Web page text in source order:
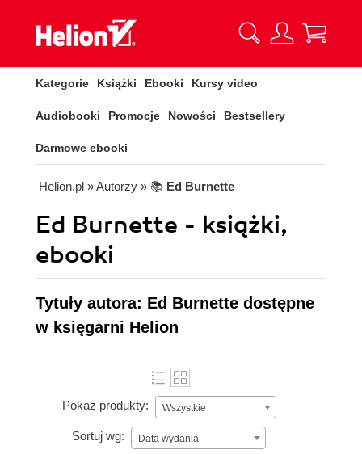
Kategorie Książki Ebooki Kursy video
Audiobooki Promocje Nowości Bestsellery
Darmowe ebooki
Helion.pl » Autorzy » 📚 Ed Burnette
Ed Burnette - książki,
ebooki
Tytuły autora: Ed Burnette dostępne
w księgarni Helion
Pokaż produkty: Wszystkie
Sortuj wg: Data wydania